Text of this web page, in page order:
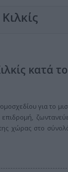
κατά
για το
χώρας στο